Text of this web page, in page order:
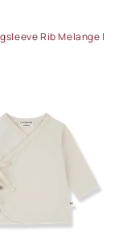
Rib Melange |